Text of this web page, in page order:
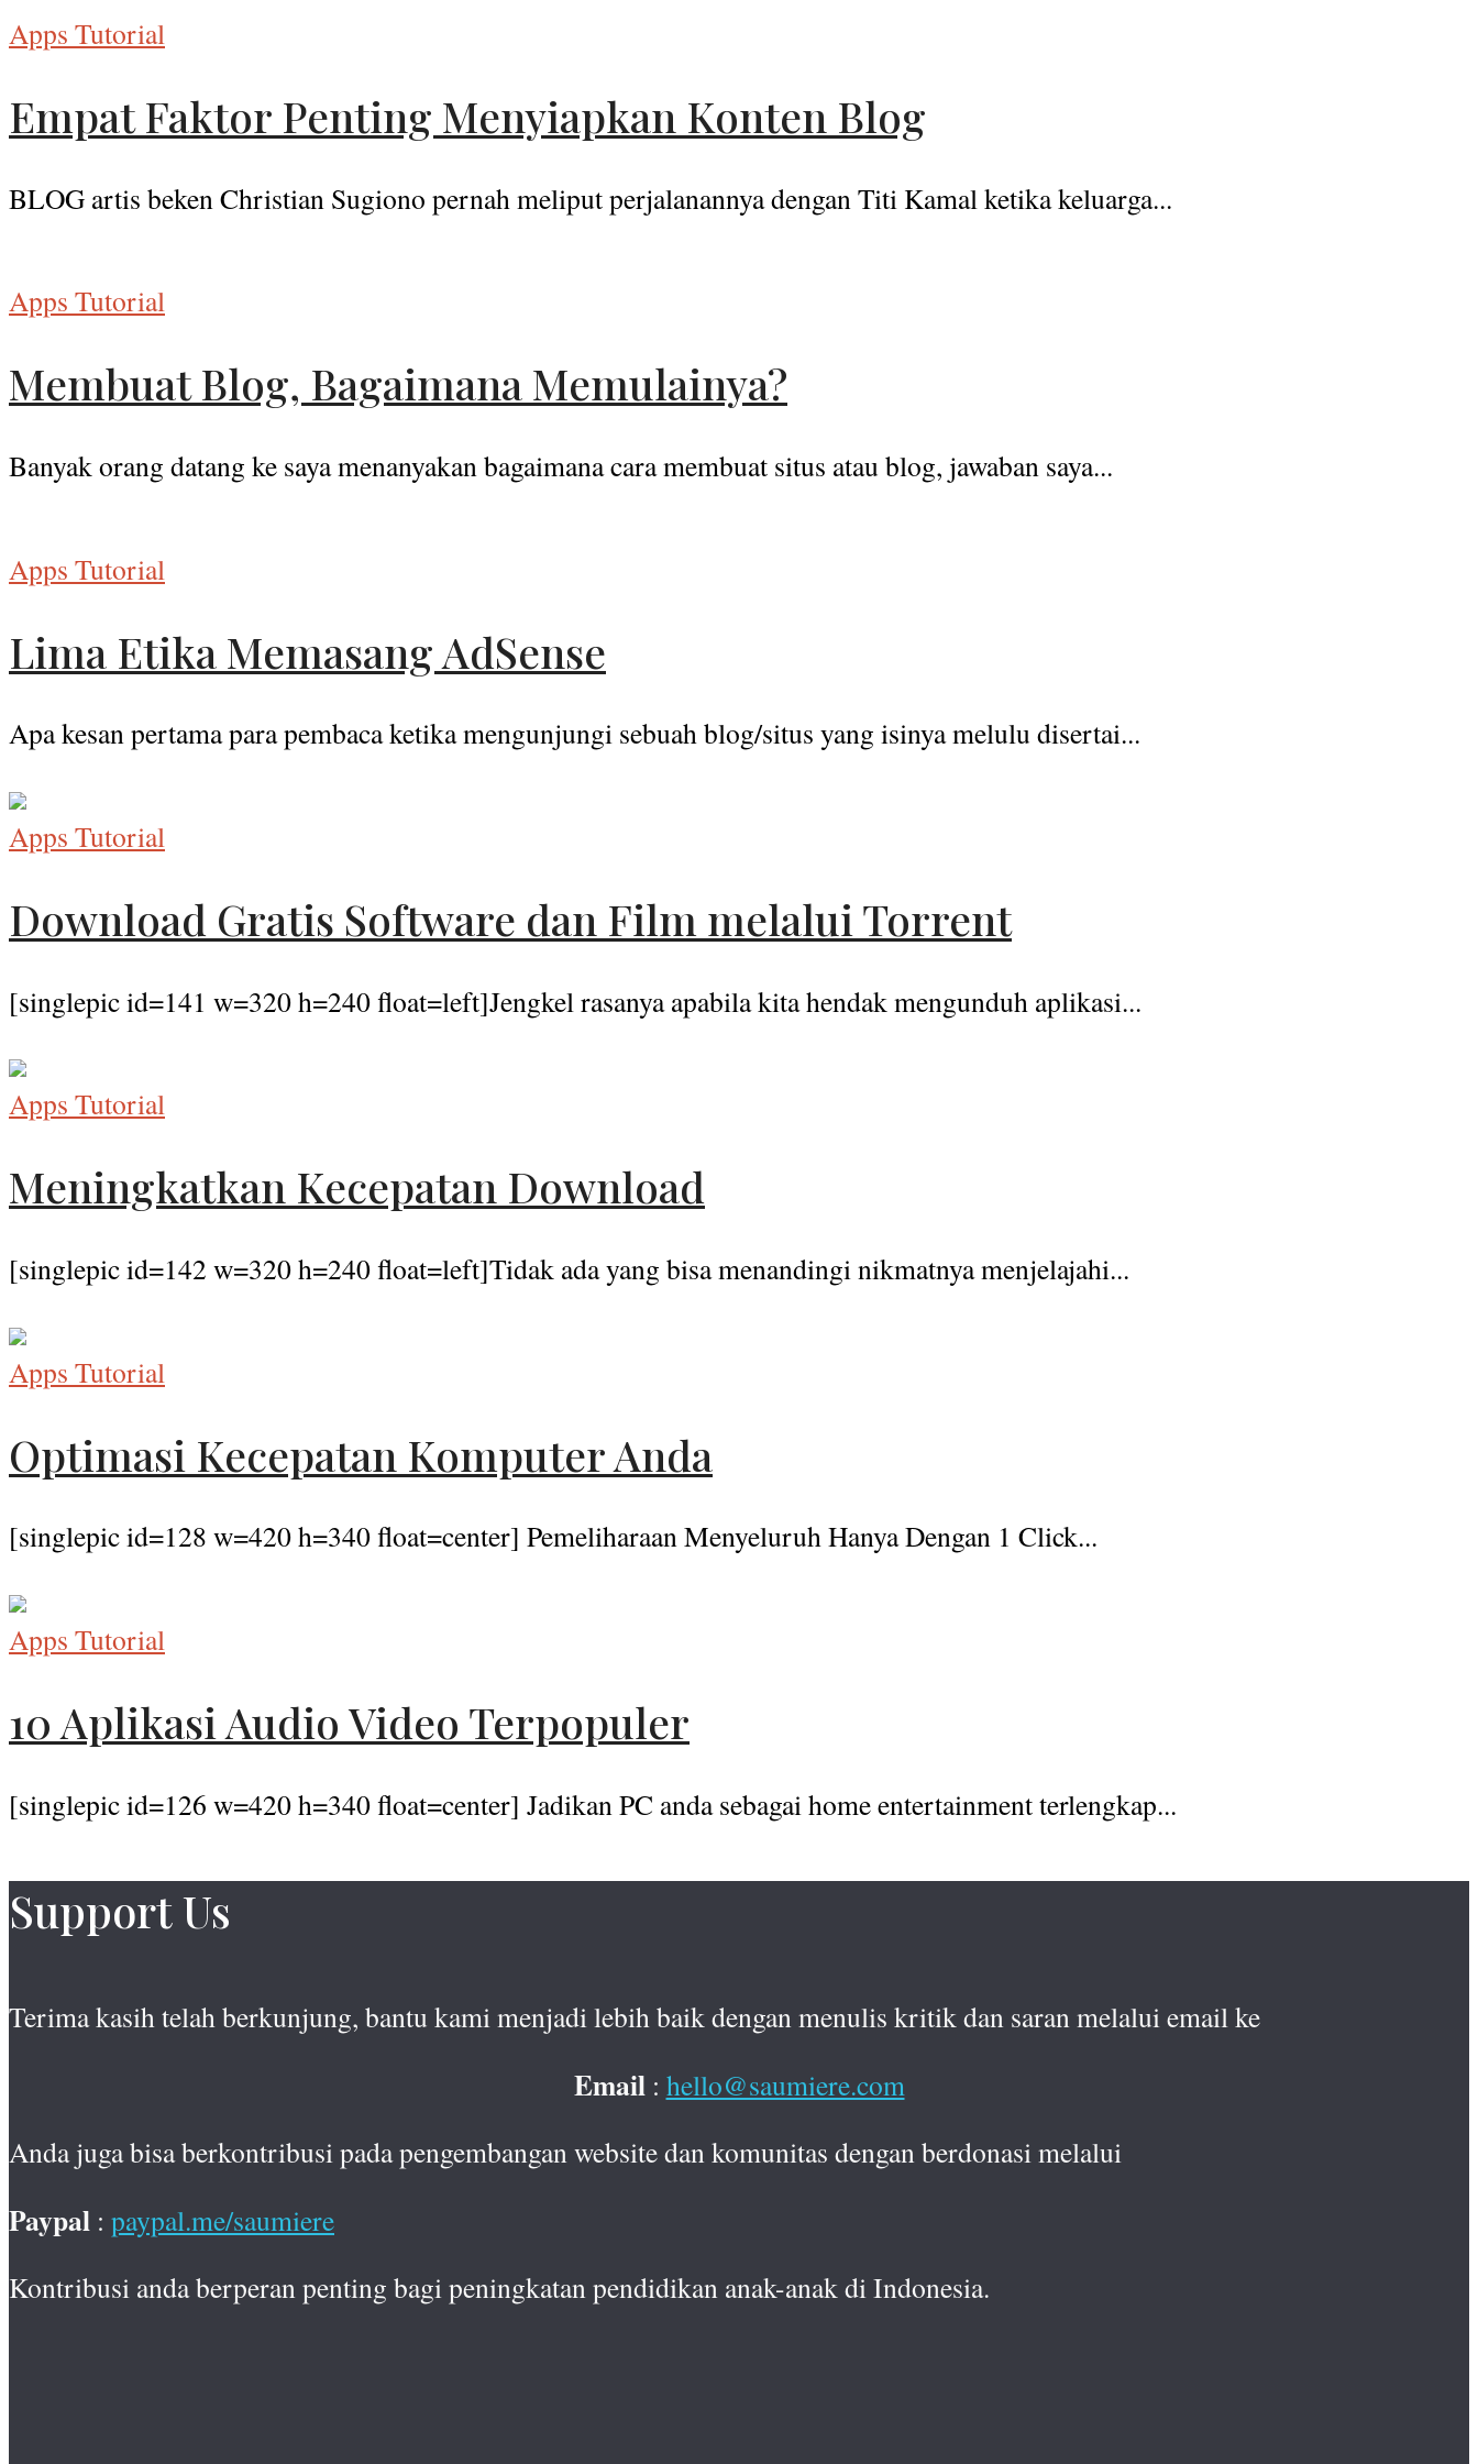
Apps Tutorial
Empat Faktor Penting Menyiapkan Konten Blog
BLOG artis beken Christian Sugiono pernah meliput perjalanannya dengan Titi Kamal ketika keluarga...
Apps Tutorial
Membuat Blog, Bagaimana Memulainya?
Banyak orang datang ke saya menanyakan bagaimana cara membuat situs atau blog, jawaban saya...
Apps Tutorial
Lima Etika Memasang AdSense
Apa kesan pertama para pembaca ketika mengunjungi sebuah blog/situs yang isinya melulu disertai...
Apps Tutorial
Download Gratis Software dan Film melalui Torrent
[singlepic id=141 w=320 h=240 float=left]Jengkel rasanya apabila kita hendak mengunduh aplikasi...
Apps Tutorial
Meningkatkan Kecepatan Download
[singlepic id=142 w=320 h=240 float=left]Tidak ada yang bisa menandingi nikmatnya menjelajahi...
Apps Tutorial
Optimasi Kecepatan Komputer Anda
[singlepic id=128 w=420 h=340 float=center] Pemeliharaan Menyeluruh Hanya Dengan 1 Click...
Apps Tutorial
10 Aplikasi Audio Video Terpopuler
[singlepic id=126 w=420 h=340 float=center] Jadikan PC anda sebagai home entertainment terlengkap...
Support Us
Terima kasih telah berkunjung, bantu kami menjadi lebih baik dengan menulis kritik dan saran melalui email ke
Email : hello@saumiere.com
Anda juga bisa berkontribusi pada pengembangan website dan komunitas dengan berdonasi melalui
Paypal : paypal.me/saumiere
Kontribusi anda berperan penting bagi peningkatan pendidikan anak-anak di Indonesia.